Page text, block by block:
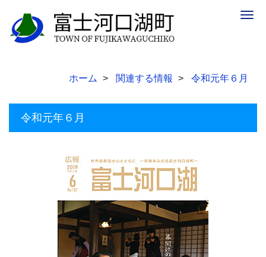
ホーム 関連する情報 令和元年６月
令和元年６月